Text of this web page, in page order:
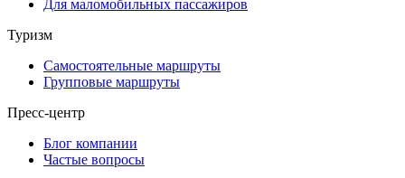
Для маломобильных пассажиров
Туризм
Самостоятельные маршруты
Групповые маршруты
Пресс-центр
Блог компании
Частые вопросы